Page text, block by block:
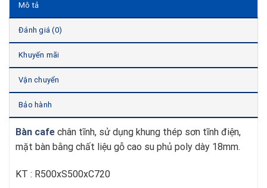
Mô tả
Đánh giá (0)
Khuyến mãi
Vận chuyển
Bảo hành
Bàn cafe chân tĩnh, sử dụng khung thép sơn tĩnh điện,
mặt bàn bằng chất liệu gỗ cao su phủ poly dày 18mm.
KT : R500xS500xC720